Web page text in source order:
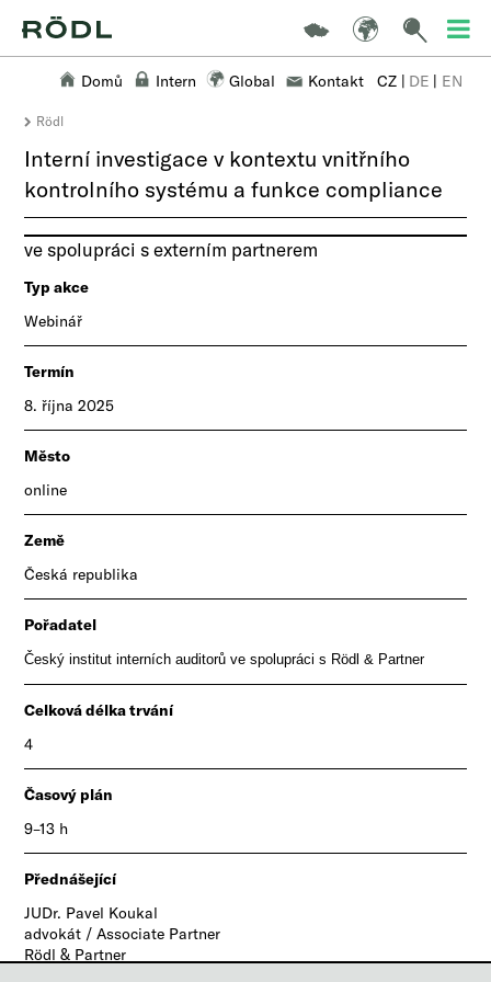
Domů Intern Global Kontakt CZ | DE | EN
Rödl
Interní investigace v kontextu vnitřního
kontrolního systému a funkce compliance
​​ve spolupráci s externím partnerem
Typ akce
Webinář
Termín
8. října 2025
Město
online
Země
Česká republika
Pořadatel
Český institut interních auditorů ve spoluprácis Rödl & Partner
Celková délka trvání
4
Časový plán
9–13 h
Přednášející
​JUDr. Pavel Koukal
advokát / Associate Partner
Rödl & Partner